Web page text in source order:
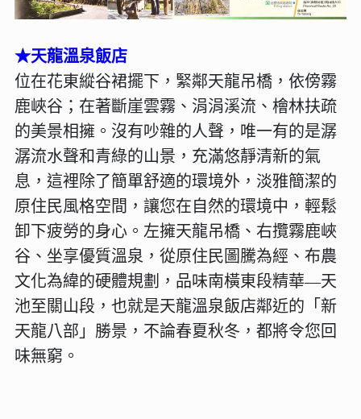
★天龍溫泉飯店
位在花東縱谷裙擺下，緊鄰天龍吊橋，依傍霧
鹿峽谷；在著斷崖雲霧、涓涓溪流、檜林扶疏
的美景相擁。沒有吵雜的人聲，唯一有的是潺
潺流水聲和青綠的山景，充滿悠靜清新的氣
息，這裡除了簡單舒適的環境外，淡雅簡潔的
原住民風格空間，讓您在自然的環境中，輕鬆
卸下疲勞的身心。左擁天龍吊橋、右攬霧鹿峽
谷、坐享優質溫泉，從原住民圖騰為經、布農
文化為緯的硬體規劃，品味南橫東段精華—天
池至關山段，也就是天龍溫泉飯店鄰近的「新
天龍八部」勝景，不論春夏秋冬，都將令您回
味無窮。